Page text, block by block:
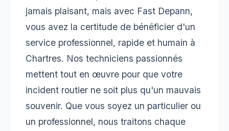
jamais plaisant, mais avec Fast Depann,
vous avez la certitude de bénéficier d'un
service professionnel, rapide et humain à
Chartres. Nos techniciens passionnés
mettent tout en œuvre pour que votre
incident routier ne soit plus qu'un mauvais
souvenir. Que vous soyez un particulier ou
un professionnel, nous traitons chaque